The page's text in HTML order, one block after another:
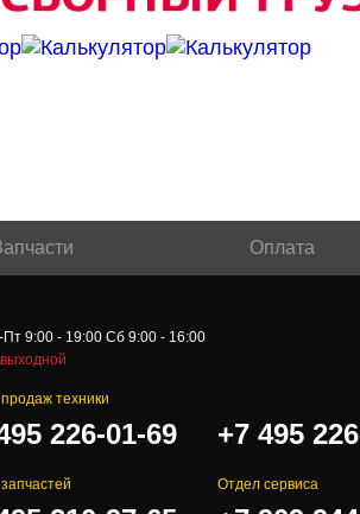
Оплата
Пт 9:00 - 19:00 Сб 9:00 - 16:00
техники
226-01-69 +7 495
Отдел сервиса